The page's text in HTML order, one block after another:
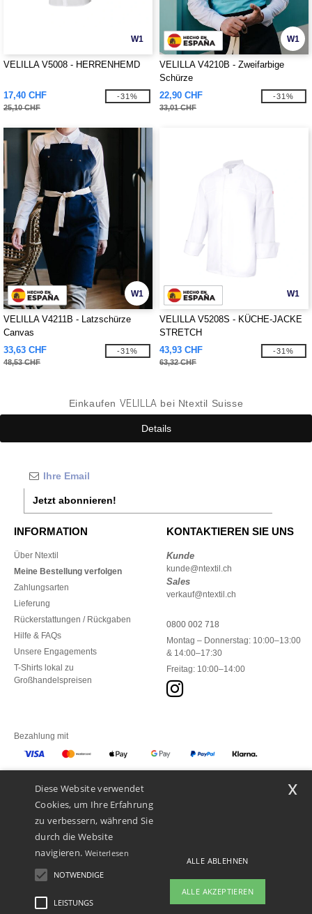
W1
VELILLA V5008 - HERRENHEMD
17,40 CHF
25,10 CHF
-31%
W1
VELILLA V4210B - Zweifarbige
Schürze
22,90 CHF
33,01 CHF
-31%
W1
VELILLA V4211B - Latzschürze
Canvas
33,63 CHF
48,53 CHF
-31%
W1
VELILLA V5208S - KÜCHE-JACKE
STRETCH
43,93 CHF
63,32 CHF
-31%
Einkaufen VELILLA bei Ntextil Suisse
Details
Jetzt abonnieren!
INFORMATION
Über Ntextil
Meine Bestellung verfolgen
Zahlungsarten
Lieferung
Rückerstattungen / Rückgaben
Hilfe & FAQs
Unsere Engagements
T-Shirts lokal zu
Großhandelspreisen
KONTAKTIEREN SIE UNS
Kunde
kunde@ntextil.ch
Sales
verkauf@ntextil.ch
0800 002 718
Montag – Donnerstag: 10:00–13:00
& 14:00–17:30
Freitag: 10:00–14:00
Bezahlung mit
Unsere Paketzusteller
Diese Website verwendet
Cookies, um Ihre Erfahrung
zu verbessern, während Sie
durch die Website
navigieren. Weiterlesen
NOTWENDIGE
LEISTUNGS
ALLE ABLEHNEN
ALLE AKZEPTIEREN
x